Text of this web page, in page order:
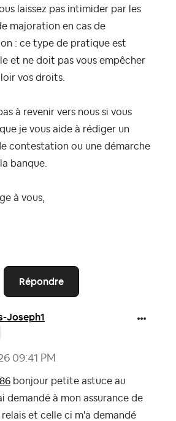
laissez pas intimider par les
majoration en cas de
: ce type de pratique est
et ne doit pas vous empêcher
vos droits.
à revenir vers nous si vous
je vous aide à rédiger un
contestation ou une démarche
banque.
à vous,
Répondre
Joseph1
09:41 PM
bonjour petite astuce au
demandé à mon assurance de
et celle ci m'a demandé